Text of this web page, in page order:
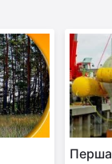
Перша